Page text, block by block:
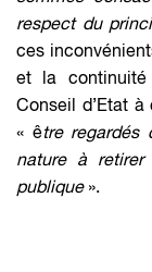
respect du
ces
et la continuité
Conseil d’Etat à
« être regardés
nature à retirer
publique».